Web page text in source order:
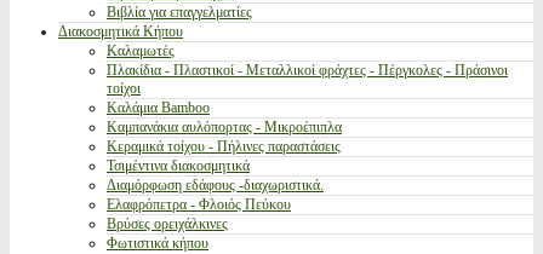
Βιβλία για επαγγελματίες
Διακοσμητικά Κήπου
Καλαμωτές
Πλακίδια - Πλαστικοί - Μεταλλικοί φράχτες - Πέργκολες - Πράσινοι
τοίχοι
Καλάμια Bamboo
Καμπανάκια αυλόπορτας - Μικροέπιπλα
Κεραμικά τοίχου - Πήλινες παραστάσεις
Τσιμέντινα διακοσμητικά
Διαμόρφωση εδάφους -διαχωριστικά.
Ελαφρόπετρα - Φλοιός Πεύκου
Βρύσες ορειχάλκινες
Φωτιστικά κήπου